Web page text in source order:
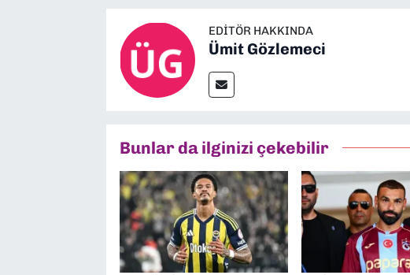
EDITÖR HAKKINDA
Ümit Gözlemeci
Bunlar da ilginizi çekebilir